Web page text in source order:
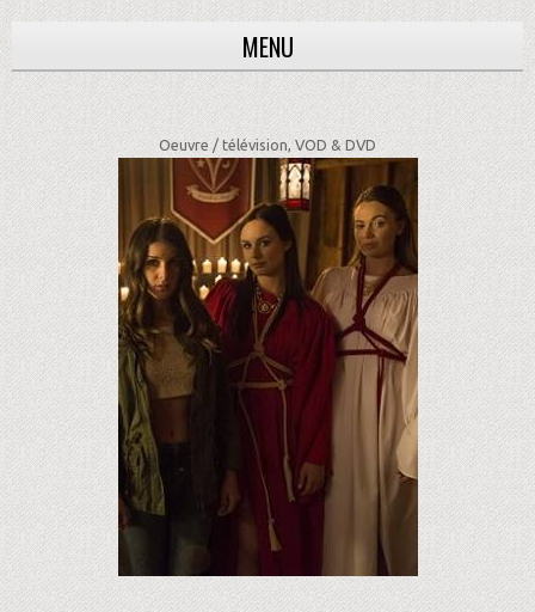
MENU
Oeuvre / télévision, VOD & DVD